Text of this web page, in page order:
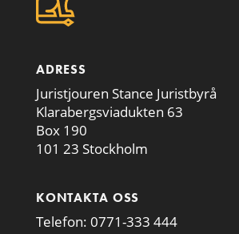
ADRESS
Juristjouren Stance Juristbyrå
Klarabergsviadukten 63
Box 190
101 23 Stockholm
KONTAKTA OSS
Telefon: 0771-333 444